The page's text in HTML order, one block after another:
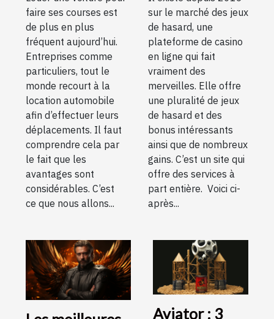
faire ses courses est
de plus en plus
fréquent aujourd’hui.
Entreprises comme
particuliers, tout le
monde recourt à la
location automobile
afin d’effectuer leurs
déplacements. Il faut
comprendre cela par
le fait que les
avantages sont
considérables. C’est
ce que nous allons...
sur le marché des jeux
de hasard, une
plateforme de casino
en ligne qui fait
vraiment des
merveilles. Elle offre
une pluralité de jeux
de hasard et des
bonus intéressants
ainsi que de nombreux
gains. C’est un site qui
offre des services à
part entière. Voici ci-
après...
Aviator : 3